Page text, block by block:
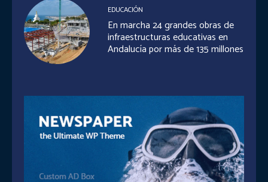
EDUCACIÓN
En marcha 24 grandes obras de
infraestructuras educativas en
Andalucía por más de 135 millones